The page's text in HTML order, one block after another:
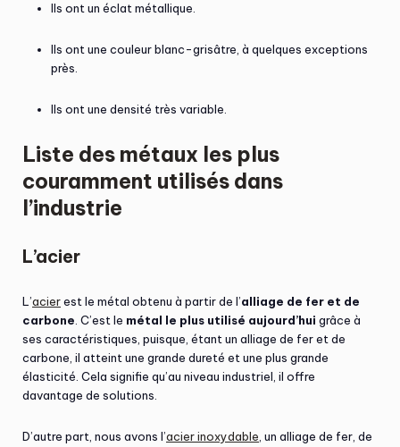
Ils ont un éclat métallique.
Ils ont une couleur blanc-grisâtre, à quelques exceptions
près.
Ils ont une densité très variable.
Liste des métaux les plus
couramment utilisés dans
l’industrie
L’acier
L’acierest le métal obtenu à partir de l’alliage de fer et de
carbone . C’est le métal le plus utilisé aujourd’hui grâce à
ses caractéristiques, puisque, étant un alliage de fer et de
carbone, il atteint une grande dureté et une plus grande
élasticité. Cela signifie qu’au niveau industriel, il offre
davantage de solutions.
D’autre part, nous avons l’acier inoxydable , un alliage de fer, de